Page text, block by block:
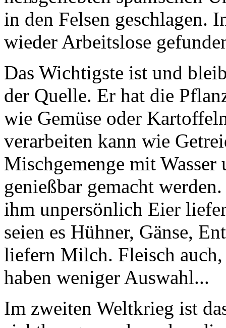
in den Felsen geschlagen.
wieder Arbeitslose
Das Wichtigste ist und
der Quelle. Er hat die
wie Gemüse oder
verarbeiten kann wie
Mischgemenge mit
genießbar gemacht
ihm unpersönlich Eier
seien es Hühner, Gänse,
liefern Milch. Fleisch
haben weniger Auswahl...
Im zweiten Weltkrieg ist